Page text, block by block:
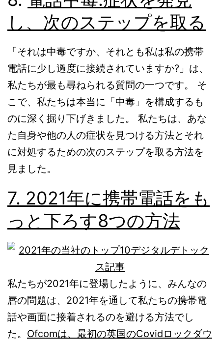
し、次のステップを取る
「それは中毒ですか、それとも私は私の携帯
電話に少し過度に接続されていますか?」は、
私たちが最も尋ねられる質問の一つです。 そ
こで、私たちは本当に「中毒」を構成するも
のに深く掘り下げきました。 私たちは、あな
た自身や他の人の症状を見つける方法とそれ
に対処するための次のステップを取る方法を
見ました。
7. 2021年に携帯電話をも
っと下ろす8つの方法
私たちが2021年に登場したように、みんなの
唇の問題は、2021年を通して私たちの携帯電
話や画面に接着されるのを避ける方法でし
た。 Ofcomは、最初の英国のCovidロックダウ